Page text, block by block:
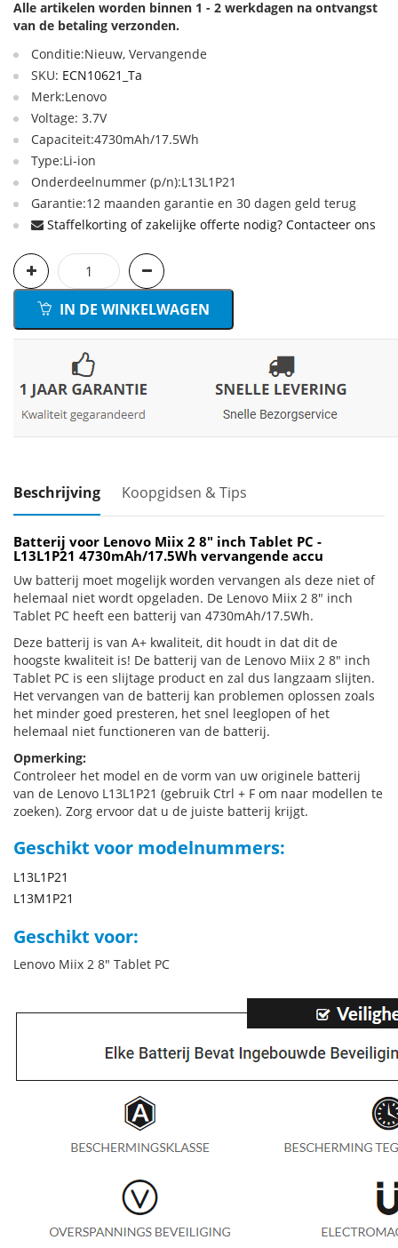
Alle artikelen worden binnen 1 - 2 werkdagen na ontvangst
van de betaling verzonden.
Conditie:Nieuw, Vervangende
SKU: ECN10621_Ta
Merk:Lenovo
Voltage: 3.7V
Capaciteit:4730mAh/17.5Wh
Type:Li-ion
Onderdeelnummer (p/n):L13L1P21
Garantie:12 maanden garantie en 30 dagen geld terug
Staffelkorting of zakelijke offerte nodig? Contacteer ons
IN DE WINKELWAGEN
Beschrijving Koopgidsen & Tips
Batterij voor Lenovo Miix 2 8" inch Tablet PC -
L13L1P21 4730mAh/17.5Wh vervangende accu
Uw batterij moet mogelijk worden vervangen als deze niet of
helemaal niet wordt opgeladen. De Lenovo Miix 2 8" inch
Tablet PC heeft een batterij van 4730mAh/17.5Wh.
Deze batterij is van A+ kwaliteit, dit houdt in dat dit de
hoogste kwaliteit is! De batterij van de Lenovo Miix 2 8" inch
Tablet PC is een slijtage product en zal dus langzaam slijten.
Het vervangen van de batterij kan problemen oplossen zoals
het minder goed presteren, het snel leeglopen of het
helemaal niet functioneren van de batterij.
Opmerking:
Controleer het model en de vorm van uw originele batterij
van de Lenovo L13L1P21 (gebruik Ctrl + F om naar modellen te
zoeken). Zorg ervoor dat u de juiste batterij krijgt.
Geschikt voor modelnummers:
L13L1P21
L13M1P21
Geschikt voor:
Lenovo Miix 2 8" Tablet PC